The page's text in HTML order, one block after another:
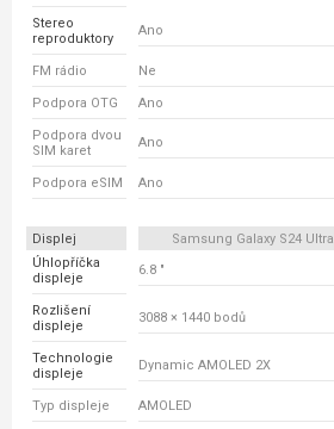
Stereo
reproduktory
Ano
FM rádio Ne
Podpora OTG Ano
Podpora dvou
SIM karet
Ano
Podpora eSIM Ano
Displej Samsung Galaxy S24 Ultra
Úhlopříčka
displeje
6.8 "
Rozlišení
displeje
3088 × 1440 bodů
Technologie
displeje
Dynamic AMOLED 2X
Typ displeje AMOLED